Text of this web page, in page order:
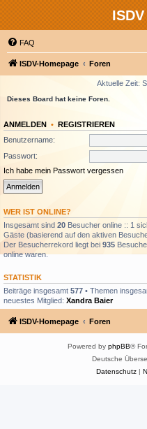
FAQ
ISDV-Homepage Foren
Aktuelle Zeit:
Dieses Board hat keine Foren.
ANMELDEN • REGISTRIEREN
Benutzername:
Passwort:
Ich habe mein Passwort vergessen
WER IST ONLINE?
Insgesamt sind 20 Besucher online :: 1
Gäste (basierend auf den aktiven
Der Besucherrekord liegt bei 935
online waren.
STATISTIK
Beiträge insgesamt 577 • Themen
neuestes Mitglied: Xandra Baier
ISDV-Homepage Foren
Powered by phpBB®
Deutsche
Datenschutz|